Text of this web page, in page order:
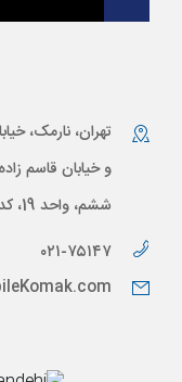
تهران، نارمک،
ششم، واحد 19، کد پستی: 1646668634
۰۲۱-۷۵۱۴۷